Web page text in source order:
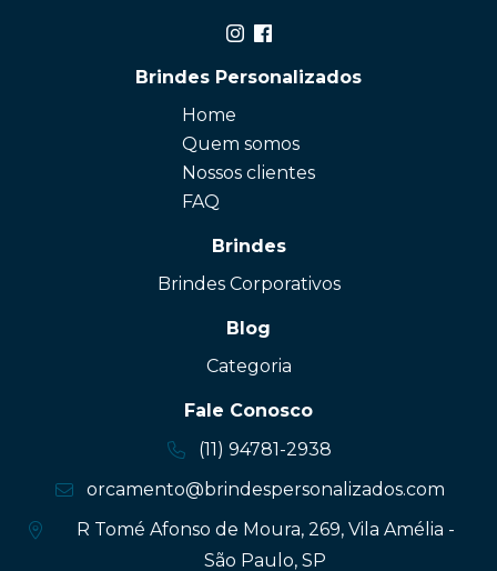
Brindes Personalizados
Home
Quem somos
Nossos clientes
FAQ
Brindes
Brindes Corporativos
Blog
Categoria
Fale Conosco
(11) 94781-2938
orcamento@brindespersonalizados.com
R Tomé Afonso de Moura, 269, Vila Amélia -
São Paulo, SP